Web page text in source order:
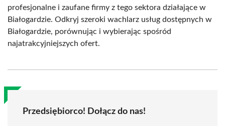
profesjonalne i zaufane firmy z tego sektora działające w
Białogardzie. Odkryj szeroki wachlarz usług dostępnych w
Białogardzie, porównując i wybierając spośród
najatrakcyjniejszych ofert.
Przedsiębiorco! Dołącz do nas!